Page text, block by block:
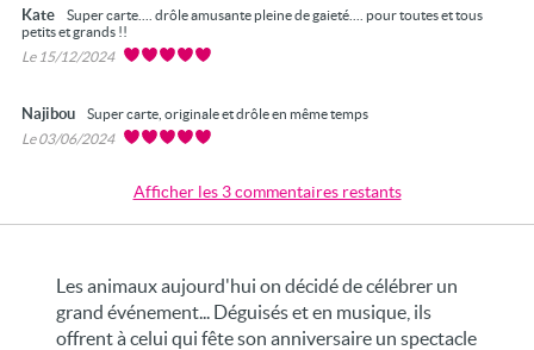
Kate
Super carte.... drôle amusante pleine de gaieté.... pour toutes et tous
petits et grands !!
Le 15/12/2024
Najibou
Super carte, originale et drôle en même temps
Le 03/06/2024
Afficher les 3 commentaires restants
Les animaux aujourd'hui on décidé de célébrer un
grand événement... Déguisés et en musique, ils
offrent à celui qui fête son anniversaire un spectacle